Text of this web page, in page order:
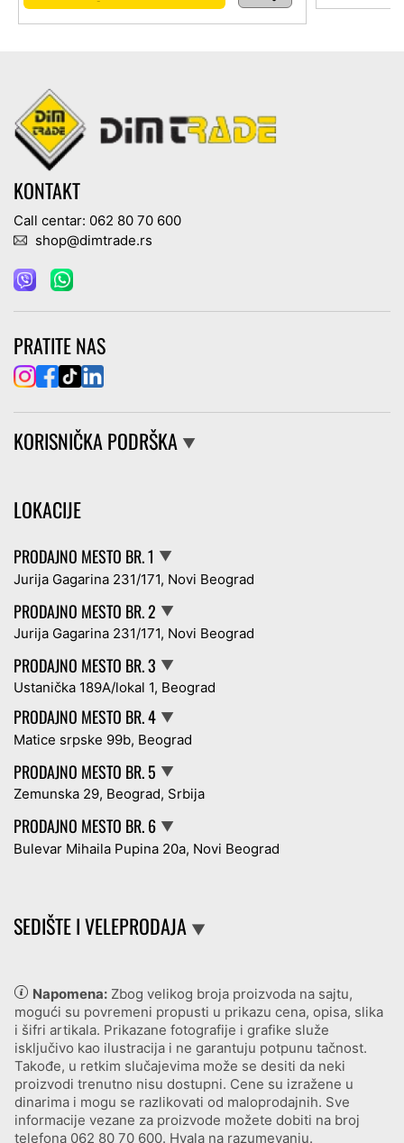
KONTAKT
Call centar: 062 80 70 600
shop@dimtrade.rs
PRATITE NAS
KORISNIČKA PODRŠKA ▼
LOKACIJE
PRODAJNO MESTO BR. 1 ▼
Jurija Gagarina 231/171, Novi Beograd
PRODAJNO MESTO BR. 2 ▼
Jurija Gagarina 231/171, Novi Beograd
PRODAJNO MESTO BR. 3 ▼
Ustanička 189A/lokal 1, Beograd
PRODAJNO MESTO BR. 4 ▼
Matice srpske 99b, Beograd
PRODAJNO MESTO BR. 5 ▼
Zemunska 29, Beograd, Srbija
PRODAJNO MESTO BR. 6 ▼
Bulevar Mihaila Pupina 20a, Novi Beograd
SEDIŠTE I VELEPRODAJA ▼
Napomena: Zbog velikog broja proizvoda na sajtu,
mogući su povremeni propusti u prikazu cena, opisa, slika
i šifri artikala. Prikazane fotografije i grafike služe
isključivo kao ilustracija i ne garantuju potpunu tačnost.
Takođe, u retkim slučajevima može se desiti da neki
proizvodi trenutno nisu dostupni. Cene su izražene u
dinarima i mogu se razlikovati od maloprodajnih. Sve
informacije vezane za proizvode možete dobiti na broj
telefona 062 80 70 600. Hvala na razumevanju.